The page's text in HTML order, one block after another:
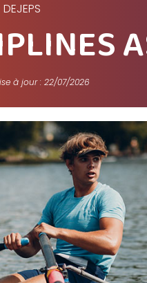
DEJEPS
à jour : 22/07/2026